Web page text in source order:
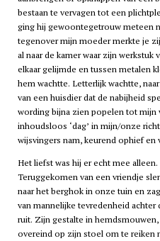
bestaan te vervagen tot een
ging hij gewoontegetrouw meteen
tegenover mijn moeder merkte je
al naar de kamer waar zijn
elkaar gelijmde en tussen metalen
hem wachtte. Letterlijk wachtte,
van een huisdier dat de nabijheid
wording bijna zien popelen tot mijn
inhoudsloos ‘dag’ in mijn/onze
wijsvingers nam, keurend ophief en
Het liefst was hij er echt mee
Teruggekomen van een vriendje
naar het berghok in onze tuin en
van mannelijke tevredenheid
ruit. Zijn gestalte in
overeind op zijn stoel om te reiken